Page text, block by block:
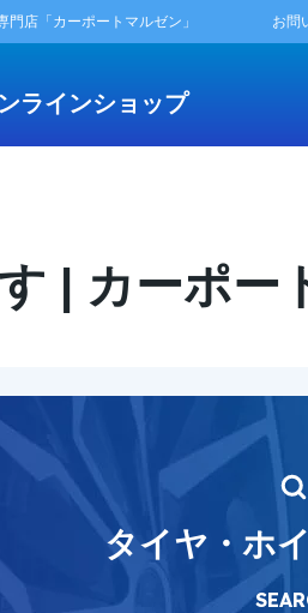
門店「カーポートマルゼン」 お問
ラインショップ
| カーポー
タイヤ・ホ